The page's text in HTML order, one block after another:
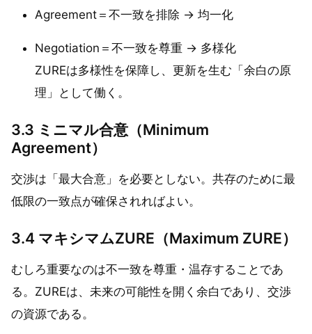
Agreement＝不一致を排除 → 均一化
Negotiation＝不一致を尊重 → 多様化
ZUREは多様性を保障し、更新を生む「余白の原
理」として働く。
3.3 ミニマル合意（Minimum
Agreement）
交渉は「最大合意」を必要としない。共存のために最
低限の一致点が確保されればよい。
3.4 マキシマムZURE（Maximum ZURE）
むしろ重要なのは不一致を尊重・温存することであ
る。ZUREは、未来の可能性を開く余白であり、交渉
の資源である。